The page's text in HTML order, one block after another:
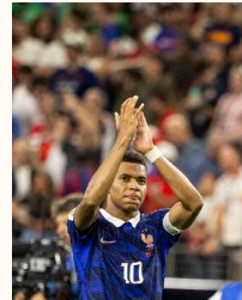
entre la France et
l'Angleterre, au Miami
Stadium de Miami
Gardens (Floride), le 18
juillet 2026. © Zuma
Press / Bestimage